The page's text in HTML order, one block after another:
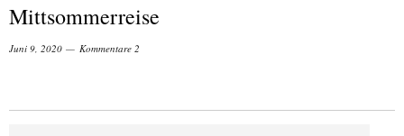
Mittsommerreise
Juni 9, 2020 Kommentare 2